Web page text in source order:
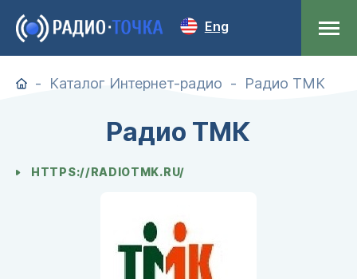
Eng
Каталог Интернет-радио Радио ТМК
Радио ТМК
HTTPS://RADIOTMK.RU/